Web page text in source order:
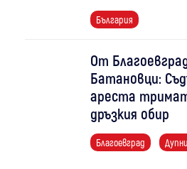
България
От
Батановци:
ареста
дръзкия обир
Благоевград